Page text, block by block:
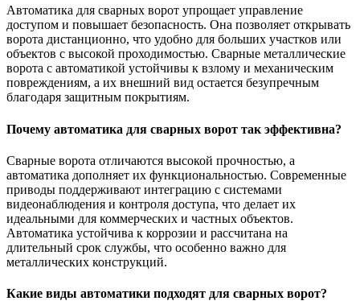
Автоматика для сварных ворот упрощает управление
доступом и повышает безопасность. Она позволяет открывать
ворота дистанционно, что удобно для больших участков или
объектов с высокой проходимостью. Сварные металлические
ворота с автоматикой устойчивы к взлому и механическим
повреждениям, а их внешний вид остается безупречным
благодаря защитным покрытиям.
Почему автоматика для сварных ворот так эффективна?
Сварные ворота отличаются высокой прочностью, а
автоматика дополняет их функциональностью. Современные
приводы поддерживают интеграцию с системами
видеонаблюдения и контроля доступа, что делает их
идеальными для коммерческих и частных объектов.
Автоматика устойчива к коррозии и рассчитана на
длительный срок службы, что особенно важно для
металлических конструкций.
Какие виды автоматики подходят для сварных ворот?